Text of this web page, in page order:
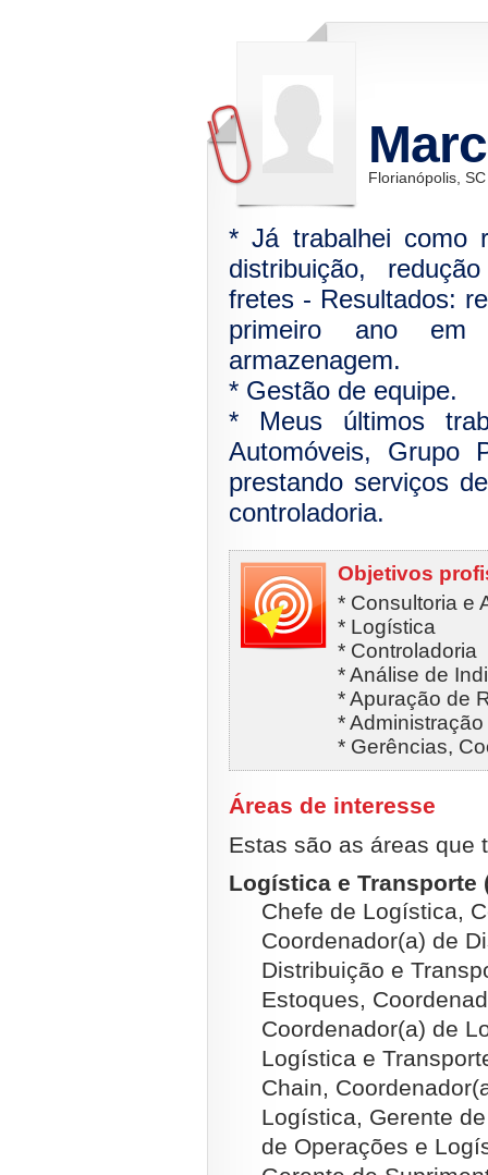
Florianópolis, SC
* Já trabalhei como
distribuição,
fretes - Resultados:
primeiro ano
armazenagem.
* Gestão de equipe.
* Meus últimos
Automóveis, Grupo
prestando serviços
controladoria.
Objetivos
* Consultoria e
* Logística
* Controladoria
* Análise de
* Apuração de
*
* Gerências,
Áreas de interesse
Estas são as áreas que
Logística e Transporte
Chefe de Logística,
Coordenador(a) de
Distribuição e
Estoques,
Coordenador(a) de
Logística e
Chain,
Logística, Gerente
de Operações e